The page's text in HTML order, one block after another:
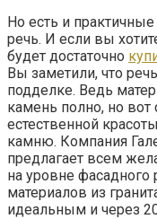
Но есть и
речь. И если вы
будет достаточно
Вы заметили, что
подделке. Ведь
камень полно, но вот
естественной
камню. Компания
предлагает всем
на уровне
материалов из
идеальным и через